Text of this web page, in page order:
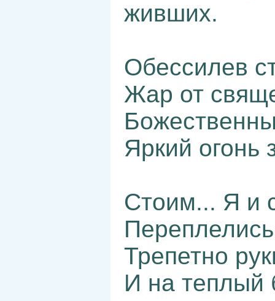
живших.
Обессилев
Жар от
Яркий огонь
Стоим... Я и
Трепетно
И на теплый